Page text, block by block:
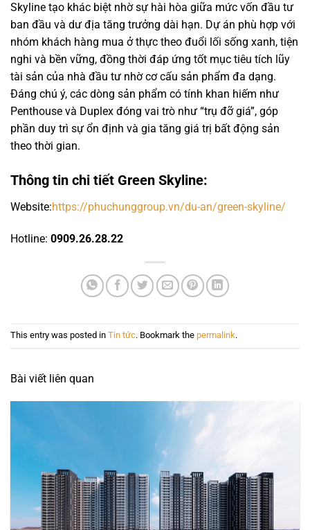
Skyline tạo khác biệt nhờ sự hài hòa giữa mức vốn đầu tư
ban đầu và dư địa tăng trưởng dài hạn. Dự án phù hợp với
nhóm khách hàng mua ở thực theo đuổi lối sống xanh, tiện
nghi và bền vững, đồng thời đáp ứng tốt mục tiêu tích lũy
tài sản của nhà đầu tư nhờ cơ cấu sản phẩm đa dạng.
Đáng chú ý, các dòng sản phẩm có tính khan hiếm như
Penthouse và Duplex đóng vai trò như “trụ đỡ giá”, góp
phần duy trì sự ổn định và gia tăng giá trị bất động sản
theo thời gian.
Thông tin chi tiết Green Skyline:
Website:https://phuchunggroup.vn/du-an/green-skyline/
Hotline: 0909.26.28.22
This entry was posted in Tin tức. Bookmark the permalink.
Bài viết liên quan